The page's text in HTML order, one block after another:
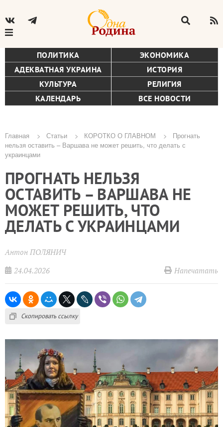
ПОЛИТИКА
ЭКОНОМИКА
АДЕКВАТНАЯ УКРАИНА
ИСТОРИЯ
КУЛЬТУРА
РЕЛИГИЯ
КАЛЕНДАРЬ
ВСЕ НОВОСТИ
Строка
навигации
Главная Статьи КОРОТКО О ГЛАВНОМ
Прогнать
нельзя оставить – Варшава не может решить, что делать с
украинцами
ПРОГНАТЬ НЕЛЬЗЯ
ОСТАВИТЬ – ВАРШАВА НЕ
МОЖЕТ РЕШИТЬ, ЧТО
ДЕЛАТЬ С УКРАИНЦАМИ
Антон ПОЛЯНИЧ
24.04.2026
Напечатать
Скопировать ссылку